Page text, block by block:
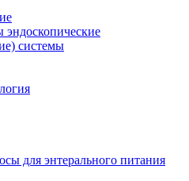
эндоскопические
системы
для энтерального питания